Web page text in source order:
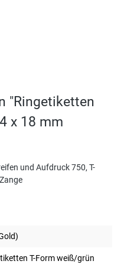
"Ringetiketten
x 18 mm
und Aufdruck 750, T-
T-Form weiß/grün